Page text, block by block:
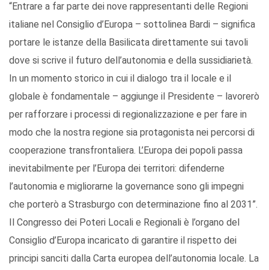
“Entrare a far parte dei nove rappresentanti delle Regioni
italiane nel Consiglio d’Europa – sottolinea Bardi – significa
portare le istanze della Basilicata direttamente sui tavoli
dove si scrive il futuro dell’autonomia e della sussidiarietà.
In un momento storico in cui il dialogo tra il locale e il
globale è fondamentale – aggiunge il Presidente – lavorerò
per rafforzare i processi di regionalizzazione e per fare in
modo che la nostra regione sia protagonista nei percorsi di
cooperazione transfrontaliera. L’Europa dei popoli passa
inevitabilmente per l’Europa dei territori: difenderne
l’autonomia e migliorarne la governance sono gli impegni
che porterò a Strasburgo con determinazione fino al 2031”.
Il Congresso dei Poteri Locali e Regionali è l’organo del
Consiglio d’Europa incaricato di garantire il rispetto dei
principi sanciti dalla Carta europea dell’autonomia locale. La